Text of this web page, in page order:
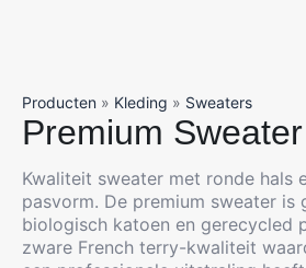
Producten » Kleding » Sweaters
Premium Sweater
Kwaliteit sweater met ronde hals
pasvorm. De premium sweater is
biologisch katoen en gerecycled
zware French terry-kwaliteit